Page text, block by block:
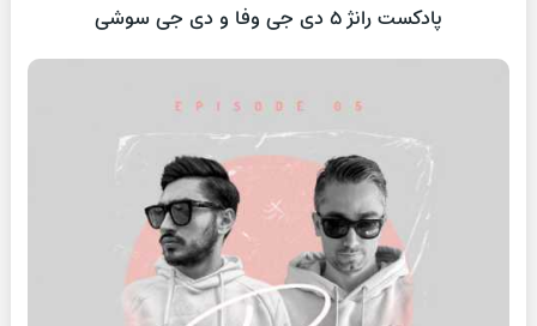
پادکست رانژ ۵ دی جی وفا و دی جی سوشی